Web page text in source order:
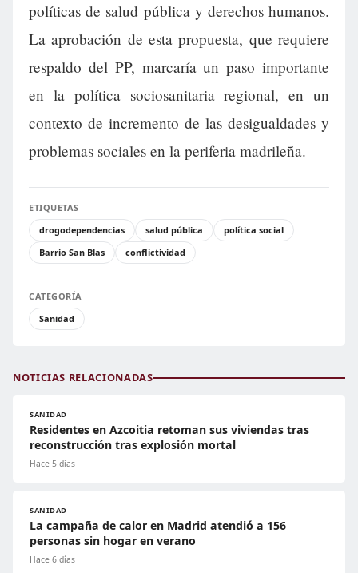
políticas de salud pública y derechos humanos.
La aprobación de esta propuesta, que requiere
respaldo del PP, marcaría un paso importante
en la política sociosanitaria regional, en un
contexto de incremento de las desigualdades y
problemas sociales en la periferia madrileña.
ETIQUETAS
drogodependencias
salud pública
política social
Barrio San Blas
conflictividad
CATEGORÍA
Sanidad
NOTICIAS RELACIONADAS
SANIDAD
Residentes en Azcoitia retoman sus viviendas tras
reconstrucción tras explosión mortal
Hace 5 días
SANIDAD
La campaña de calor en Madrid atendió a 156
personas sin hogar en verano
Hace 6 días